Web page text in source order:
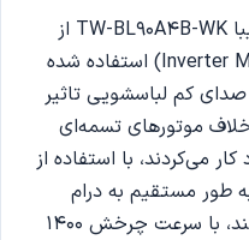
در داخل ماشین لباسشویی توشیبا TW-BL90A4B-WK از
یک موتور اینورتر قدرتمند (Inverter Motor) استفاده شده
کم لباسشویی تاثیر
موتورهای تسمه‌ای
می‌کردند، با استفاده از
طور مستقیم به درام
متصل می‌شود. این موتور قدرتمند، با سرعت چرخش 1400